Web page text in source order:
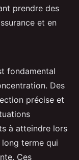
prendre des
et en
fondamental
Des
précise et
à atteindre lors
terme qui
Ces